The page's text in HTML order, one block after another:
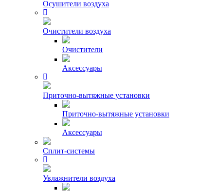
Осушители воздуха
Очистители воздуха
Очистители
Аксессуары
Приточно-вытяжные установки
Приточно-вытяжные установки
Аксессуары
Сплит-системы
Увлажнители воздуха